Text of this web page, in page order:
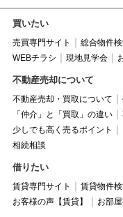
買いたい
売買専門サイト 総合物件
WEBチラシ
現地見学会
不動産売却について
不動産売却・買取について
「仲介」と「買取」の違い
少しでも高く売るポイント
相続相談
借りたい
賃貸専門サイト 賃貸物件
お客様の声【賃貸】
お部